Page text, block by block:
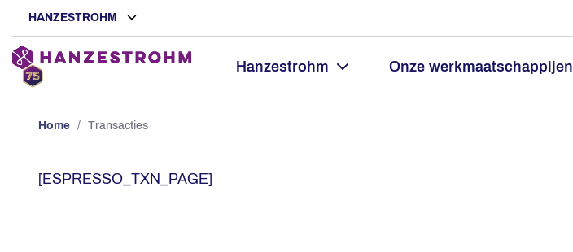
HANZESTROHM
Hanzestrohm Onze werkmaatschappijen
Home / Transacties
[ESPRESSO_TXN_PAGE]